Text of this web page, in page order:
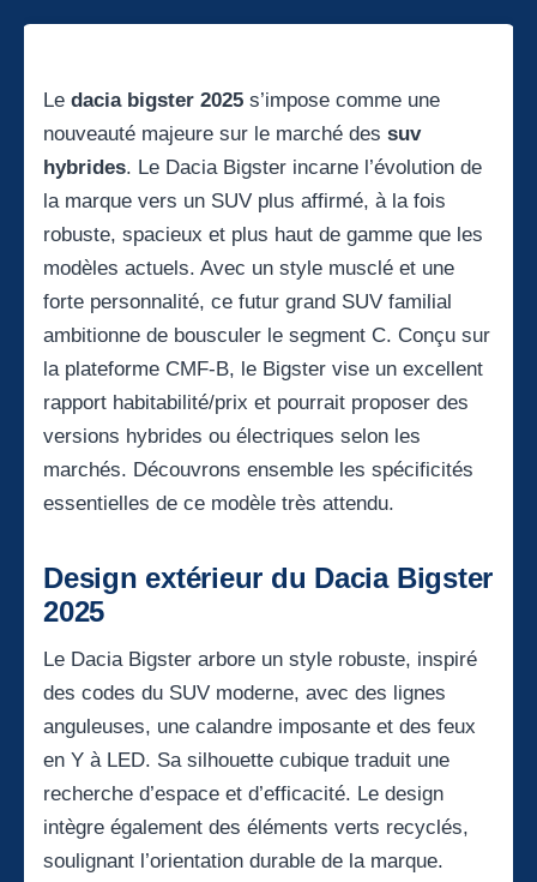
Le dacia bigster 2025 s’impose comme une
nouveauté majeure sur le marché des suv
hybrides. Le Dacia Bigster incarne l’évolution de
la marque vers un SUV plus affirmé, à la fois
robuste, spacieux et plus haut de gamme que les
modèles actuels. Avec un style musclé et une
forte personnalité, ce futur grand SUV familial
ambitionne de bousculer le segment C. Conçu sur
la plateforme CMF-B, le Bigster vise un excellent
rapport habitabilité/prix et pourrait proposer des
versions hybrides ou électriques selon les
marchés. Découvrons ensemble les spécificités
essentielles de ce modèle très attendu.
Design extérieur du Dacia Bigster
2025
Le Dacia Bigster arbore un style robuste, inspiré
des codes du SUV moderne, avec des lignes
anguleuses, une calandre imposante et des feux
en Y à LED. Sa silhouette cubique traduit une
recherche d’espace et d’efficacité. Le design
intègre également des éléments verts recyclés,
soulignant l’orientation durable de la marque.